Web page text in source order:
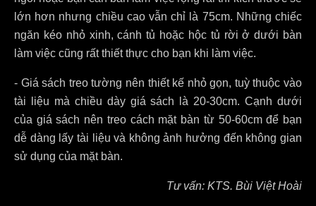
lớn hơn nhưng chiều cao vẫn chỉ là 75cm. Những chiếc
ngăn kéo nhỏ xinh, cánh tủ hoặc hộc tủ rời ở dưới bàn
làm việc cũng rất thiết thực cho bạn khi làm việc.
- Giá sách treo tường nên thiết kế nhỏ gọn, tuỳ thuộc vào
tài liệu mà chiều dày giá sách là 20-30cm. Cạnh dưới
của giá sách nên treo cách mặt bàn từ 50-60cm để bạn
dễ dàng lấy tài liệu và không ảnh hưởng đến không gian
sử dụng của mặt bàn.
Tư vấn: KTS. Bùi Việt Hoài